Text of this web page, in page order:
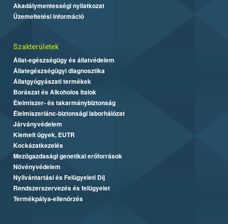
Akadálymentességi nyilatkozat
Üzemeltetési információ
Szakterületek
Állat-egészségügy és állatvédelem
Állategészségügyi diagnosztika
Állatgyógyászati termékek
Borászat és Alkoholos Italok
Élelmiszer- és takarmánybiztonság
Élelmiszerlánc-biztonsági laborhálózat
Járványvédelem
Kiemelt ügyek, EUTR
Kockázatkezelés
Mezőgazdasági genetikai erőforrások
Növényvédelem
Nyilvántartási és Felügyeleti Díj
Rendszerszervezés és felügyelet
Termékpálya-ellenőrzés